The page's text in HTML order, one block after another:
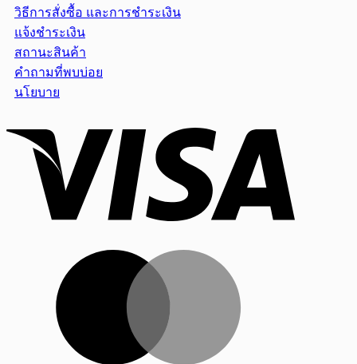
วิธีการสั่งซื้อ และการชำระเงิน
แจ้งชำระเงิน
สถานะสินค้า
คำถามที่พบบ่อย
นโยบาย